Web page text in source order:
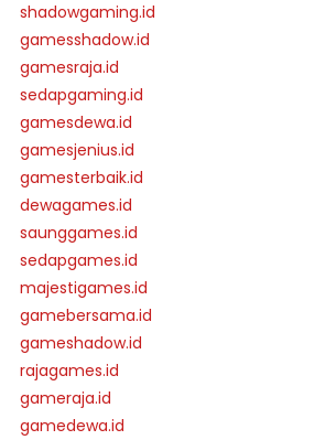
shadowgaming.id
gamesshadow.id
gamesraja.id
sedapgaming.id
gamesdewa.id
gamesjenius.id
gamesterbaik.id
dewagames.id
saunggames.id
sedapgames.id
majestigames.id
gamebersama.id
gameshadow.id
rajagames.id
gameraja.id
gamedewa.id